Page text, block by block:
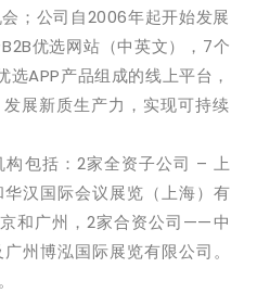
；公司自2006年起开始发展
优选网站（中英文），7个
APP产品组成的线上平台，
展新质生产力，实现可持续
包括：2家全资子公司 – 上
汉国际会议展览（上海）有
和广州，2家合资公司——中
州博泓国际展览有限公司。